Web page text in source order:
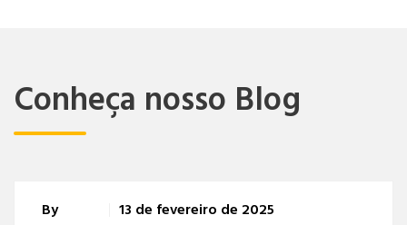
Conheça nosso Blog
ByAdminriselsite 1 de fevereiro de 2024